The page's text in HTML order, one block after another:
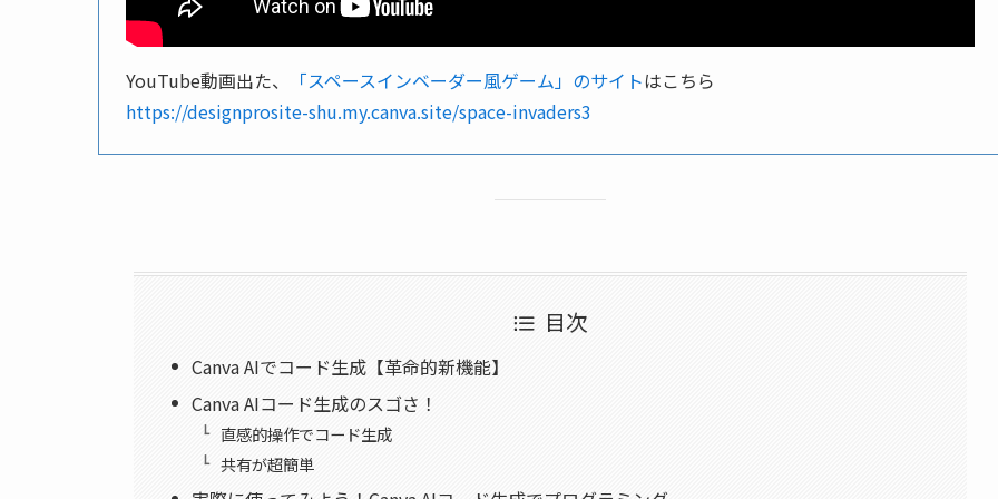
YouTube動画出た、 「スペースインベーダー風ゲーム」のサイトはこちら
https://designprosite-shu.my.canva.site/space-invaders3
目次
Canva AIでコード生成【革命的新機能】
Canva AIコード生成のスゴさ！
直感的操作でコード生成
共有が超簡単